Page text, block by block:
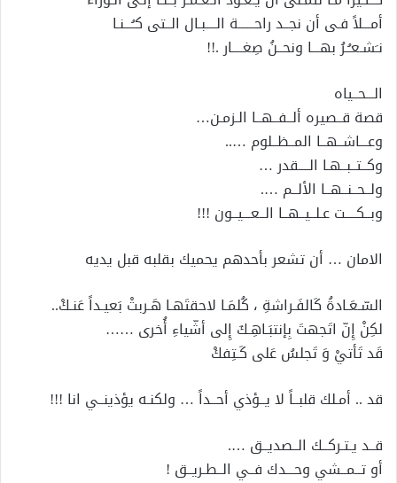
أمـــلاً فـى أن نجــد راحــــــة الــــبـال الــتى كـُـــنـا
نـَشـعـُـرُ بهـــا ونحــنُ صِغــــار .!!
الـــحــياه
قصة قــصيره ألــفــهــا الـزمـن…
وعـــاشــهــا المــظــلوم …..
وكــتــبــهـا الــــقدر …
ولــحــنــهــا الألــم ….
وبــكــــت عـلــيــهــا الــعـــيــون !!!
الامان … أن تشعر بأحدهم يحميك بقلبه قبل يديه
السّـعَـادةُ كَالفَـراشةِ ، كُلمَـا لاحقتَهـا هَـربتْ بَعيـداً عَنـكْ..
لكِنْ إِنّ اتَجهتَ بِإنتبَـاهِـكَ إِلى أشّياءِ أُخرى ……
قَد تَأتيْ وَ تَجلسُ عَلى كَـتِفكْ
قد .. أمـلك قلبــاً لا يــؤذي أحــداً … ولكنـه يؤذينــي انا !!!
قــد يـتـركــك الــصديــق ….
أو تــمــشي وحـــدك فــي الــطـريــق !